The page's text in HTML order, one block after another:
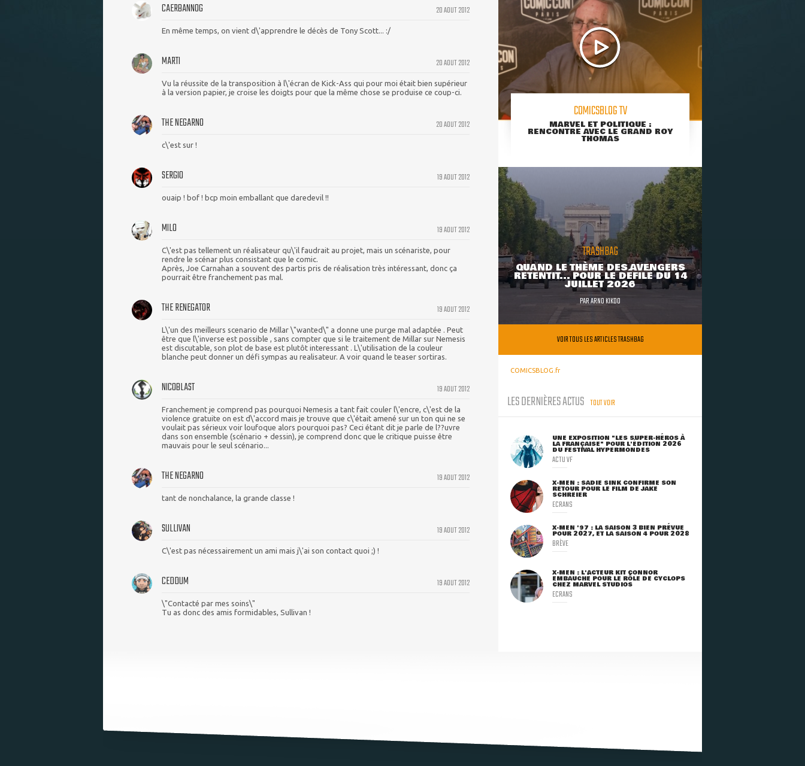
20 AOUT 2012
CAERBANNOG
En même temps, on vient d\'apprendre le décès de Tony Scott... :/
20 AOUT 2012
MARTI
Vu la réussite de la transposition à l\'écran de Kick-Ass qui pour moi était bien supérieur
à la version papier, je croise les doigts pour que la même chose se produise ce coup-ci.
20 AOUT 2012
THE NEGARNO
c\'est sur !
19 AOUT 2012
SERGIO
ouaip ! bof ! bcp moin emballant que daredevil !!
19 AOUT 2012
MILO
C\'est pas tellement un réalisateur qu\'il faudrait au projet, mais un scénariste, pour
rendre le scénar plus consistant que le comic.
Après, Joe Carnahan a souvent des partis pris de réalisation très intéressant, donc ça
pourrait être franchement pas mal.
19 AOUT 2012
THE RENEGATOR
L\'un des meilleurs scenario de Millar \"wanted\" a donne une purge mal adaptée . Peut
être que l\'inverse est possible , sans compter que si le traitement de Millar sur Nemesis
est discutable, son plot de base est plutôt interessant . L\'utilisation de la couleur
blanche peut donner un défi sympas au realisateur. A voir quand le teaser sortiras.
19 AOUT 2012
NICOBLAST
Franchement je comprend pas pourquoi Nemesis a tant fait couler l\'encre, c\'est de la
violence gratuite on est d\'accord mais je trouve que c\'était amené sur un ton qui ne se
voulait pas sérieux voir loufoque alors pourquoi pas? Ceci étant dit je parle de l??uvre
dans son ensemble (scénario + dessin), je comprend donc que le critique puisse être
mauvais pour le seul scénario...
19 AOUT 2012
THE NEGARNO
tant de nonchalance, la grande classe !
19 AOUT 2012
SULLIVAN
C\'est pas nécessairement un ami mais j\'ai son contact quoi ;) !
19 AOUT 2012
CEDDUM
\"Contacté par mes soins\"
Tu as donc des amis formidables, Sullivan !
COMICSBLOG TV
MARVEL ET POLITIQUE :
RENCONTRE AVEC LE GRAND ROY
THOMAS
TRASHBAG
QUAND LE THÈME DES AVENGERS
RETENTIT... POUR LE DÉFILÉ DU 14
JUILLET 2026
PARARNO KIKOO
VOIR TOUS LES ARTICLES TRASHBAG
COMICSBLOG.fr
LES DERNIÈRES ACTUS TOUT VOIR
UNE EXPOSITION "LES SUPER-HÉROS À
LA FRANÇAISE" POUR L'ÉDITION 2026
DU FESTIVAL HYPERMONDES
ACTU VF
X-MEN : SADIE SINK CONFIRME SON
RETOUR POUR LE FILM DE JAKE
SCHREIER
ECRANS
X-MEN '97 : LA SAISON 3 BIEN PRÉVUE
POUR 2027, ET LA SAISON 4 POUR 2028
BRÈVE
X-MEN : L'ACTEUR KIT CONNOR
EMBAUCHÉ POUR LE RÔLE DE CYCLOPS
CHEZ MARVEL STUDIOS
ECRANS